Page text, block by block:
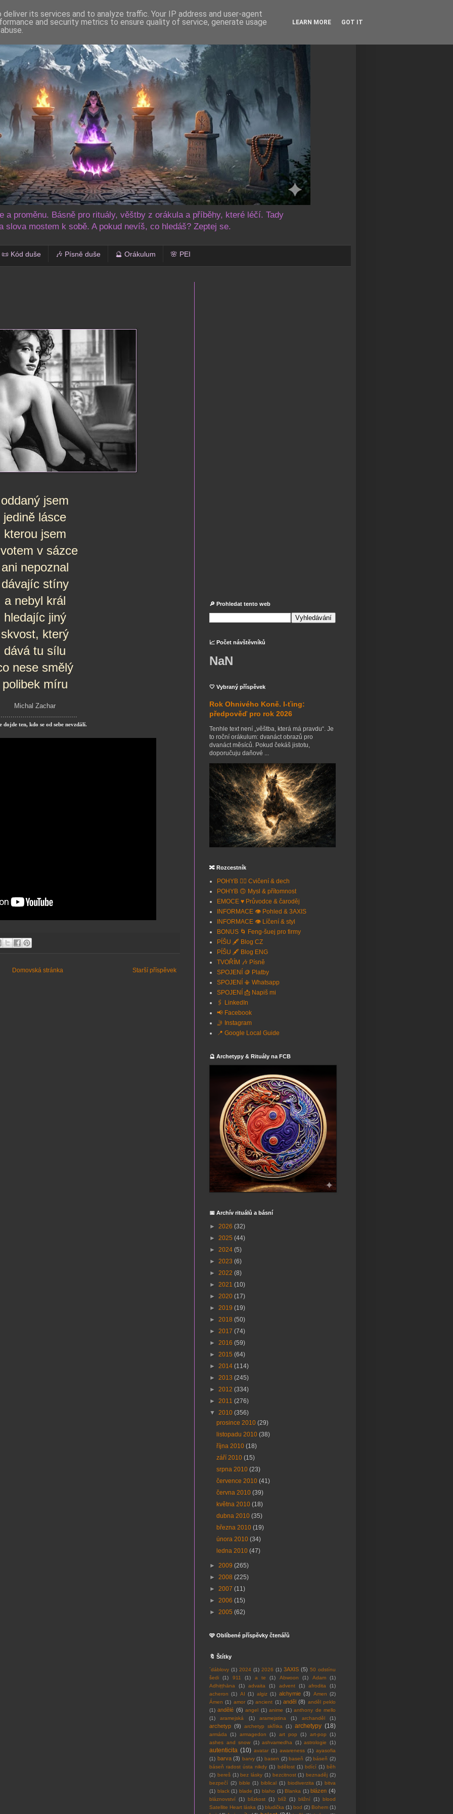
a proměnu. Básně pro rituály, věštby z orákula a příběhy, které léčí. Tady
slova mostem k sobě. A pokud nevíš, co hledáš? Zeptej se.
📜 Kód duše 🎶 Písně duše 🔮 Orákulum 🌸 PEI
oddaný jsem
jedině lásce
kterou jsem
v sázce
ani nepoznal
dávajíc stíny
a nebyl král
hledajíc jiný
skvost, který
dává tu sílu
nese smělý
polibek míru
Michal Zachar
dojde ten, kdo se od sebe nevzdálí.
Starší příspěvek
Domovská stránka
🔎 Prohledat tento web
📈 Počet návštěvníků
NaN
🤍 Vybraný příspěvek
Rok Ohnivého Koně. I-ťing:
předpověď pro rok 2026
Tenhle text není „věštba, která má pravdu“. Je
to roční orákulum: dvanáct obrazů pro
dvanáct měsíců. Pokud čekáš jistotu,
doporučuju daňové ...
🔀 Rozcestník
POHYB 🧘‍♂️ Cvičení & dech
POHYB 🙃 Mysl & přítomnost
EMOCE ♥️ Průvodce & čaroděj
INFORMACE 👁️ Pohled & 3AXIS
INFORMACE 👁️ Líčení & styl
BONUS 🌀 Feng-šuej pro firmy
PÍŠU 🖋️ Blog CZ
PÍŠU 🖋️ Blog ENG
TVOŘÍM 🎶 Písně
SPOJENÍ 🪙 Platby
SPOJENÍ 📳 Whatsapp
SPOJENÍ 📩 Napiš mi
🖇️ LinkedIn
📢 Facebook
🤳 Instagram
📍 Google Local Guide
🔮 Archetypy & Rituály na FCB
📅 Archív rituálů a básní
► 2026 (32)
► 2025 (44)
► 2024 (5)
► 2023 (6)
► 2022 (8)
► 2021 (10)
► 2020 (17)
► 2019 (19)
► 2018 (50)
► 2017 (74)
► 2016 (59)
► 2015 (64)
► 2014 (114)
► 2013 (245)
► 2012 (334)
► 2011 (276)
▼ 2010 (356)
prosince 2010(29)
listopadu 2010(38)
října 2010(18)
září 2010(15)
srpna 2010(23)
července 2010(41)
června 2010(39)
května 2010(18)
dubna 2010(35)
března 2010(19)
února 2010(34)
ledna 2010(47)
► 2009 (265)
► 2008 (225)
► 2007 (11)
► 2006 (15)
► 2005 (62)
🩷 Oblíbené příspěvky čtenářů
🔖 Štítky
´dáblovy (1) 2024 (1) 2026 (1) 3AXIS (5) 50 odstínu
šedi
(1) 911 (1) a te (1) Abwoon (1) Adam
(1)
Adhiṭṭhāna
(1) advaita (1) advent (1) afrodita
(1)
acheron (1) AI (1) algiz (1) alchymie (3) Amen (2)
Ámen (1) amor (2) ancient (1) anděl (8) anděl peklo
(1) andělé (6) angel (1) anime (1) anthony de mello
(1)
aramejská (1) aramejstina (1) archanděl (1)
archetyp (9) archetyp skřítka (1) archetypy (18)
armáda (1) armagedon (1) art pop (1) art-pop
(1)
ashes and snow (1) ashvamedha (1) astrologie (1)
autenticita (10) avatar (1) awareness (1) ayasofia
(1) barva (3) barvy (1) basen (2) baseň (2) báseň (2)
báseň radost ústa nikdy (1) bdělost (1) bdící (1) běh
(2) bereš (1) bez lásky (1) bezcitnost (1) beznaděj (2)
bezpečí (2) bible (1) biblical (1) biodiverzita (1) bitva
(1) black (1) blade (1) blaho (1) Blanka (1) blázen (4)
bláznovství (1) blízkost (1) blíž (1) bližní (1)
blood
Satellite Heart láska (1) bludička (1) bod (2) Bohem (1)
its services and to analyze traffic. Your IP address and user-agent
and security metrics to ensure quality of service, generate usage
LEARN MORE GOT IT